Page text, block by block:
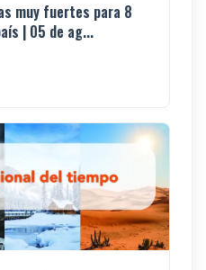
muy fuertes para 8
| 05 de ag...